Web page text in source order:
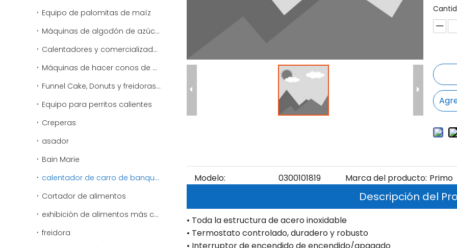
Equipo de palomitas de maíz
Máquinas de algodón de azúcar
Calentadores y comercializadores de virutas
Máquinas de hacer conos de nieve y máquinas de afeitar de hielo comerciales
Funnel Cake, Donuts y freidoras especiales
Equipo para perritos calientes
Creperas
asador
Bain Marie
calentador de carro de banquete
Cortador de alimentos
exhibición de alimentos más cálido
freidora
Modelo: 0300101819 Marca del producto: Primo
Descripción del
• Toda la estructura de acero inoxidable
• Termostato controlado, duradero y robusto